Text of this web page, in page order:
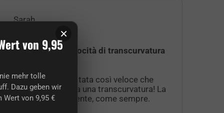
Sarah
Spedizione a velocità di transcurvatura
La spedizione è stata così veloce che
deve essere stata una transcurvatura! La
merce era eccellente, come sempre.
×
von 9,95
mehr tolle
Dazu geben wir
von 9,95 €